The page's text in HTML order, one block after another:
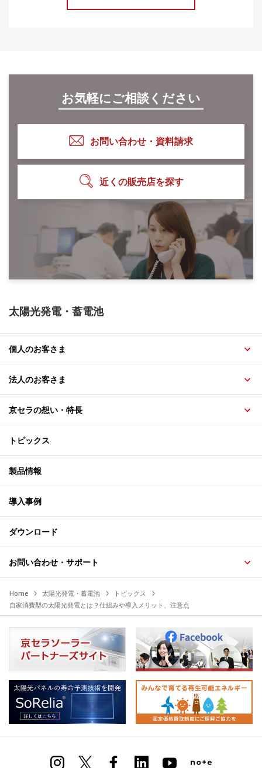
お気軽にご相談ください
お問い合わせ・資料請求
近くの販売店を探す
太陽光発電・蓄電池
個人のお客さま
法人のお客さま
京セラの想い・特長
トピックス
製品情報
導入事例
ダウンロード
お問い合わせ・サポート
Home 太陽光発電・蓄電池
トピックス
自家消費型の太陽光発電とは？仕組みや導入メリット、注意点